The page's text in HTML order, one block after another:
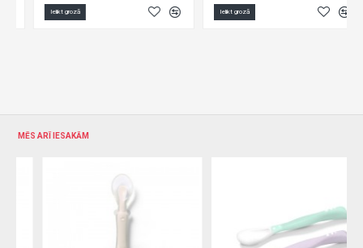
Ielikt grozā Ielikt grozā
MĒS ARĪ IESAKĀM